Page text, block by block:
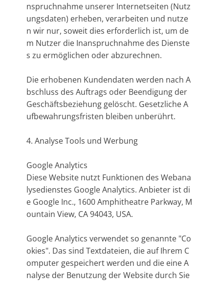
nspruchnahme unserer Internetseiten (Nutz
ungsdaten) erheben, verarbeiten und nutze
n wir nur, soweit dies erforderlich ist, um de
m Nutzer die Inanspruchnahme des Dienste
s zu ermöglichen oder abzurechnen.
Die erhobenen Kundendaten werden nach A
bschluss des Auftrags oder Beendigung der
Geschäftsbeziehung gelöscht. Gesetzliche A
ufbewahrungsfristen bleiben unberührt.
4. Analyse Tools und Werbung
Google Analytics
Diese Website nutzt Funktionen des Webana
lysedienstes Google Analytics. Anbieter ist di
e Google Inc., 1600 Amphitheatre Parkway, M
ountain View, CA 94043, USA.
Google Analytics verwendet so genannte "Co
okies". Das sind Textdateien, die auf Ihrem C
omputer gespeichert werden und die eine A
nalyse der Benutzung der Website durch Sie